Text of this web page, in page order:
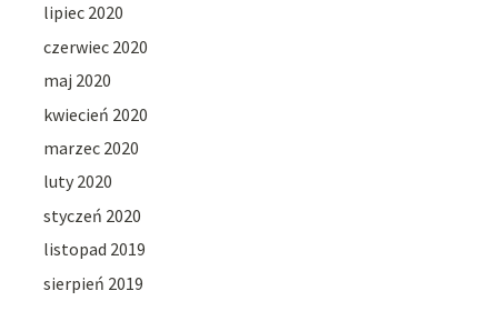
lipiec 2020
czerwiec 2020
maj 2020
kwiecień 2020
marzec 2020
luty 2020
styczeń 2020
listopad 2019
sierpień 2019